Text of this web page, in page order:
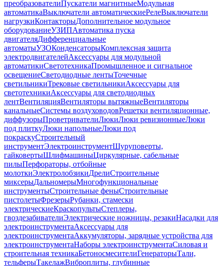
преобразователиПускатели магнитныеМодульная
автоматикаВыключатели автоматическиеРелеВыключатели
нагрузкиКонтакторыДополнительное модульное
оборудованиеУЗИПАвтоматика пуска
двигателяДифференциальные
автоматыУЗОКонденсаторыКомплексная защита
электродвигателейАксессуары для модульной
автоматикиСветотехникаПромышленное и сигнальное
освещениеСветодиодные лентыТочечные
светильникиТрековые светильникиАксессуары для
светотехникиАксессуары для светодиодных
лентВентиляцияВентиляторы вытяжныеВентиляторы
канальныеСистемы воздуховодовРешетки вентиляционные,
диффузорыПроветривателиЛюкиЛюки ревизионныеЛюки
под плиткуЛюки напольныеЛюки под
покраскуСтроительный
инструментЭлектроинструментШуруповерты,
гайковертыШлифмашиныЦиркулярные, сабельные
пилыПерфораторы, отбойные
молоткиЭлектролобзикиДрелиСтроительные
миксерыДальномерыМногофункциональные
инструментыСтроительные феныСтроительные
пистолетыФрезерыРубанки, стамески
электрическиеКраскопультыСтеплеры,
гвоздезабивателиЭлектрические ножницы, резакиНасадки для
электроинструментаАксессуары для
электроинструментаАккумуляторы, зарядные устройства для
электроинструментаНаборы электроинструментаСиловая и
строительная техникаБетоносмесителиГенераторыТали,
тельферыТакелажВиброплиты, глубинные